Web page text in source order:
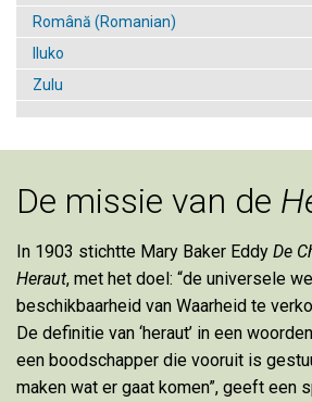
Română (Romanian)
Iluko
Zulu
De missie van de
In 1903 stichtte Mary Baker Eddy De
Heraut, met het doel: “de universele
beschikbaarheid van Waarheid te
De definitie van ‘heraut’ in een
een boodschapper die vooruit is
maken wat er gaat komen”, geeft een